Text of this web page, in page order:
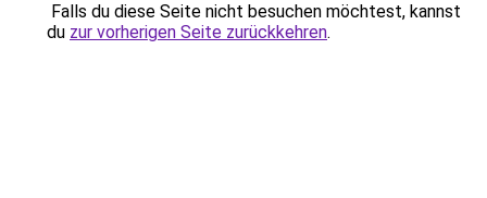
Falls du diese Seite nicht besuchen möchtest, kannst
du zur vorherigen Seite zurückkehren.